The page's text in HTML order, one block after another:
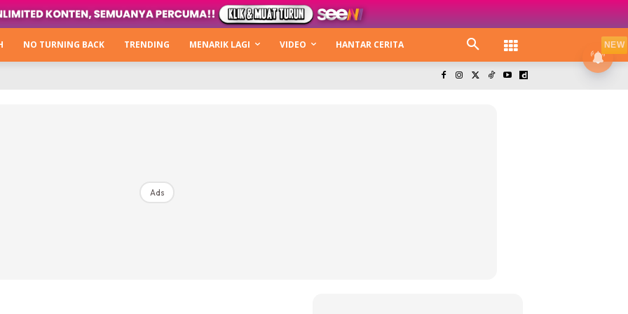
Hijabista
Next Level
NO TURNING BACK TRENDING MENARIK LAGI VIDEO HANTAR CERITA
Ads
NEW